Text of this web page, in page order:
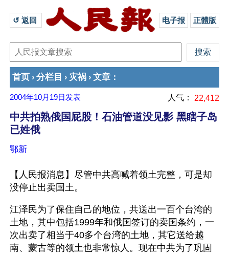
↺ 返回 电子报 正體版
首页 › 分栏目 › 灾祸 › 文章 ：
2004年10月19日 发表 人气： 22,412
中共拍熟俄国屁股！石油管道没见影 黑瞎子岛
已姓俄
鄂新
【人民报消息】尽管中共高喊着领土完整，可是却
没停止出卖国土。
江泽民为了保住自己的地位，共送出一百个台湾的
土地，其中包括1999年和俄国签订的卖国条约，一
次出卖了相当于40多个台湾的土地，其它送给越
南、蒙古等的领土也非常惊人。现在中共为了巩固